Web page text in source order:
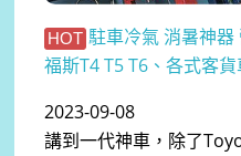
HOT 駐車冷氣 消暑神器
福斯T4 T5 T6、各式客
2023-09-08
講到一代神車，除了